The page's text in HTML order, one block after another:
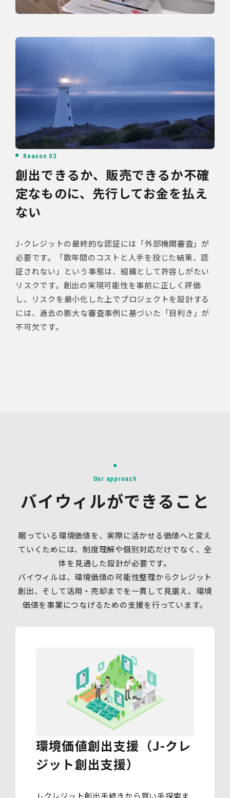
Reason 03
創出できるか、販売できるか不確
定なものに、先行してお金を払え
ない
J-クレジットの最終的な認証には「外部機関審査」が
必要です。「数年間のコストと人手を投じた結果、認
証されない」という事態は、組織として許容しがたい
リスクです。創出の実現可能性を事前に正しく評価
し、リスクを最小化した上でプロジェクトを設計する
には、過去の膨大な審査事例に基づいた「目利き」が
不可欠です。
Our approach
バイウィルができること
眠っている環境価値を、実際に活かせる価値へと変え
ていくためには、制度理解や個別対応だけでなく、全
体を見通した設計が必要です。
バイウィルは、環境価値の可能性整理からクレジット
創出、そして活用・売却までを一貫して見据え、環境
価値を事業につなげるための支援を行っています。
環境価値創出支援（J-クレ
ジット創出支援）
J-クレジット創出手続きから買い手探索ま